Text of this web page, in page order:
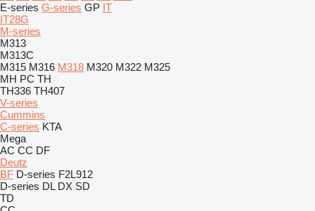
E-series G-series GP IT
IT28G
M-series
M313
M313C
M315 M316 M318 M320 M322 M325
MH PC TH
TH336 TH407
V-series
Cummins
C-series KTA
Mega
AC CC DF
Deutz
BF D-series F2L912
D-series DL DX SD
TD